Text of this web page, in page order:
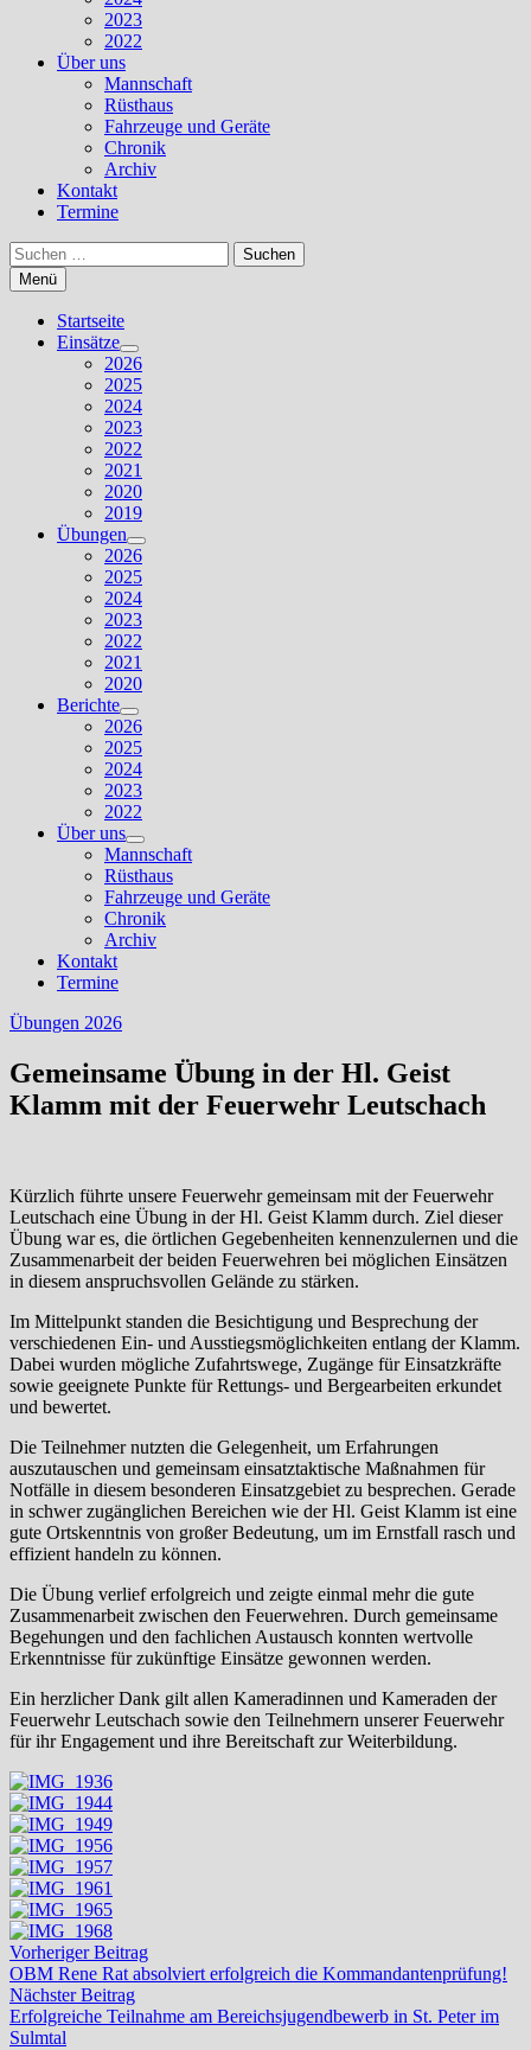
2023
2022
Über uns
Mannschaft
Rüsthaus
Fahrzeuge und Geräte
Chronik
Archiv
Kontakt
Termine
Suchen
nach:
Menü
Startseite
Einsätze
Untermenü
anzeigen
2026
2025
2024
2023
2022
2021
2020
2019
Übungen
Untermenü
anzeigen
2026
2025
2024
2023
2022
2021
2020
Berichte
Untermenü
anzeigen
2026
2025
2024
2023
2022
Über uns
Untermenü
anzeigen
Mannschaft
Rüsthaus
Fahrzeuge und Geräte
Chronik
Archiv
Kontakt
Termine
Übungen 2026
Gemeinsame Übung in der Hl. Geist
Klamm mit der Feuerwehr Leutschach
Kürzlich führte unsere Feuerwehr gemeinsam mit der Feuerwehr
Leutschach eine Übung in der Hl. Geist Klamm durch. Ziel dieser
Übung war es, die örtlichen Gegebenheiten kennenzulernen und die
Zusammenarbeit der beiden Feuerwehren bei möglichen Einsätzen
in diesem anspruchsvollen Gelände zu stärken.
Im Mittelpunkt standen die Besichtigung und Besprechung der
verschiedenen Ein- und Ausstiegsmöglichkeiten entlang der Klamm.
Dabei wurden mögliche Zufahrtswege, Zugänge für Einsatzkräfte
sowie geeignete Punkte für Rettungs- und Bergearbeiten erkundet
und bewertet.
Die Teilnehmer nutzten die Gelegenheit, um Erfahrungen
auszutauschen und gemeinsam einsatztaktische Maßnahmen für
Notfälle in diesem besonderen Einsatzgebiet zu besprechen. Gerade
in schwer zugänglichen Bereichen wie der Hl. Geist Klamm ist eine
gute Ortskenntnis von großer Bedeutung, um im Ernstfall rasch und
effizient handeln zu können.
Die Übung verlief erfolgreich und zeigte einmal mehr die gute
Zusammenarbeit zwischen den Feuerwehren. Durch gemeinsame
Begehungen und den fachlichen Austausch konnten wertvolle
Erkenntnisse für zukünftige Einsätze gewonnen werden.
Ein herzlicher Dank gilt allen Kameradinnen und Kameraden der
Feuerwehr Leutschach sowie den Teilnehmern unserer Feuerwehr
für ihr Engagement und ihre Bereitschaft zur Weiterbildung.
Beitragsnavigation
Vorheriger BeitragVorheriger
Beitrag:
OBM Rene Rat absolviert erfolgreich die Kommandantenprüfung!
Nächster BeitragNächster
Beitrag:
Erfolgreiche Teilnahme am Bereichsjugendbewerb in St. Peter im
Sulmtal